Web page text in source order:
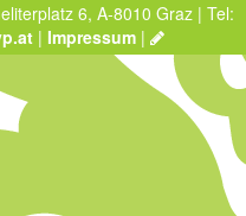
6, A-8010 Graz | Tel:
| Impressum |